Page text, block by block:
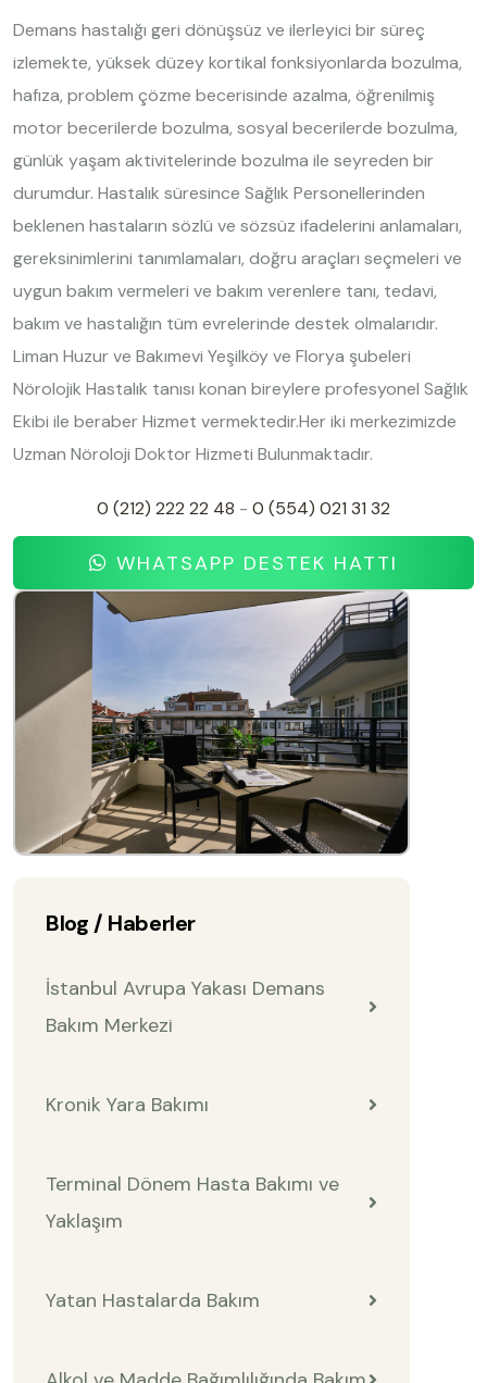
Demans hastalığı geri dönüşsüz ve ilerleyici bir süreç
izlemekte, yüksek düzey kortikal fonksiyonlarda bozulma,
hafıza, problem çözme becerisinde azalma, öğrenilmiş
motor becerilerde bozulma, sosyal becerilerde bozulma,
günlük yaşam aktivitelerinde bozulma ile seyreden bir
durumdur. Hastalık süresince Sağlık Personellerinden
beklenen hastaların sözlü ve sözsüz ifadelerini anlamaları,
gereksinimlerini tanımlamaları, doğru araçları seçmeleri ve
uygun bakım vermeleri ve bakım verenlere tanı, tedavi,
bakım ve hastalığın tüm evrelerinde destek olmalarıdır.
Liman Huzur ve Bakımevi Yeşilköy ve Florya şubeleri
Nörolojik Hastalık tanısı konan bireylere profesyonel Sağlık
Ekibi ile beraber Hizmet vermektedir.Her iki merkezimizde
Uzman Nöroloji Doktor Hizmeti Bulunmaktadır.
0 (212) 222 22 48 - 0 (554) 021 31 32
WHATSAPP DESTEK HATTI
Blog / Haberler
İstanbul Avrupa Yakası Demans
Bakım Merkezi
Kronik Yara Bakımı
Terminal Dönem Hasta Bakımı ve
Yaklaşım
Yatan Hastalarda Bakım